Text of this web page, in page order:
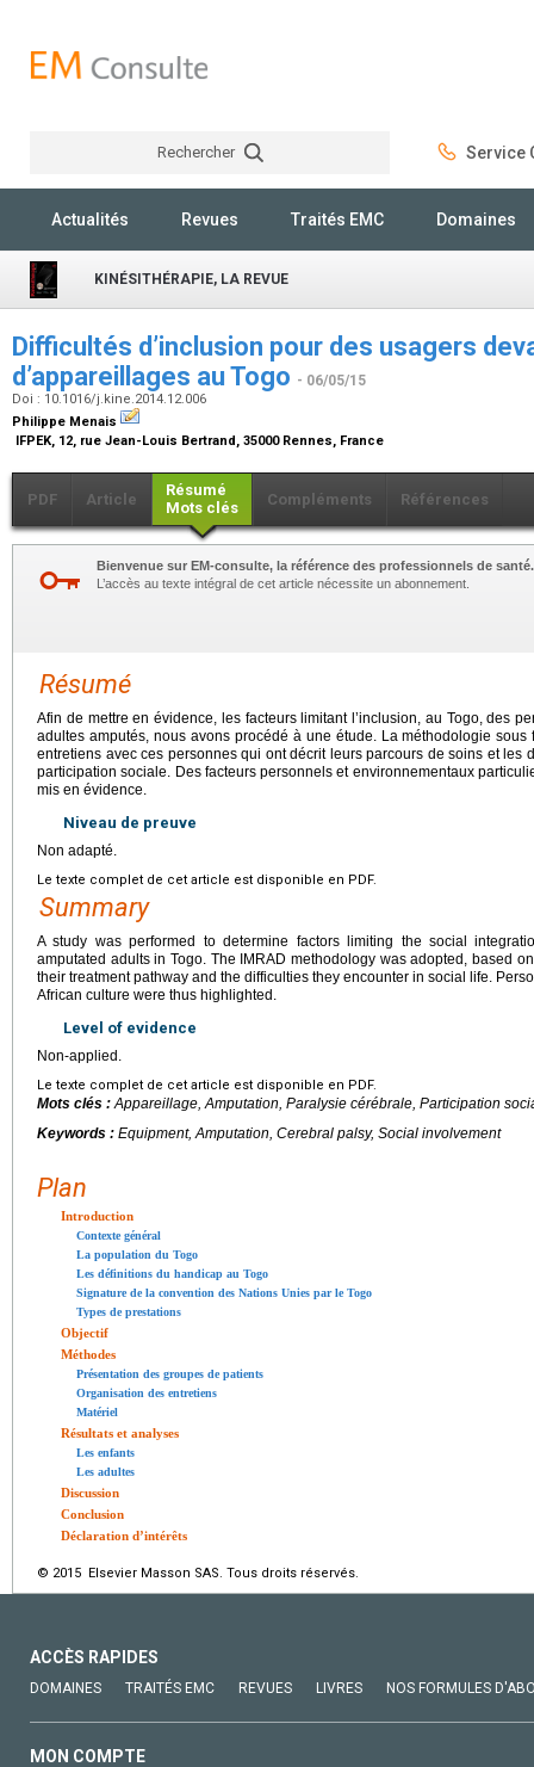
Rechercher Service
Actualités Revues Traités EMC Domaines
KINÉSITHÉRAPIE, LA REVUE
Difficultés d’inclusion pour des usagers
d’appareillages au Togo - 06/05/15
Doi : 10.1016/j.kine.2014.12.006
Philippe Menais
IFPEK, 12, rue Jean-Louis Bertrand, 35000 Rennes, France
PDF Article
Résumé
Mots clés
Compléments Références
Bienvenue sur EM-consulte, la référence des professionnels de santé.
L’accès au texte intégral de cet article nécessite un abonnement.
Résumé
Afin de mettre en évidence, les facteurs limitant l’inclusion, au Togo, des
adultes amputés, nous avons procédé à une étude. La méthodologie
entretiens avec ces personnes qui ont décrit leurs parcours de soins et les
participation sociale. Des facteurs personnels et environnementaux
mis en évidence.
Niveau de preuve
Non adapté.
Le texte complet de cet article est disponible en PDF.
Summary
A study was performed to determine factors limiting the social
amputated adults in Togo. The IMRAD methodology was adopted, based
their treatment pathway and the difficulties they encounter in social life.
African culture were thus highlighted.
Level of evidence
Non-applied.
Le texte complet de cet article est disponible en PDF.
Mots clés : Appareillage, Amputation, Paralysie cérébrale, Participation
Keywords : Equipment, Amputation, Cerebral palsy, Social involvement
Plan
Introduction
Contexte général
La population du Togo
Les définitions du handicap au Togo
Signature de la convention des Nations Unies par le Togo
Types de prestations
Objectif
Méthodes
Présentation des groupes de patients
Organisation des entretiens
Matériel
Résultats et analyses
Les enfants
Les adultes
Discussion
Conclusion
Déclaration d’intérêts
© 2015 Elsevier Masson SAS. Tous droits réservés.
ACCÈS RAPIDES
DOMAINES TRAITÉS EMC REVUES LIVRES NOS FORMULES
MON COMPTE